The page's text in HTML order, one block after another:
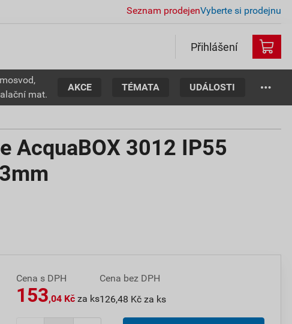
Seznam prodejenVyberte si prodejnu
Přihlášení
mat.
AKCE TÉMATA UDÁLOSTI
AcquaBOX 3012 IP55
Cena s DPH
153,04 Kč za ks
Cena bez DPH
126,48 Kč za ks